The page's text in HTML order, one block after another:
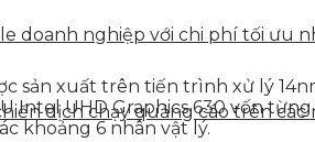
nghiệp với chi phí tối ưu
dịch chạy quảng cáo trên
sản xuất trên tiến trình xử lý
Intel UHD Graphics 630 vốn
khoảng 6 nhân vật lý.